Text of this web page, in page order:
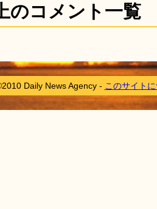
のコメント一覧
Daily News Agency - このサイト